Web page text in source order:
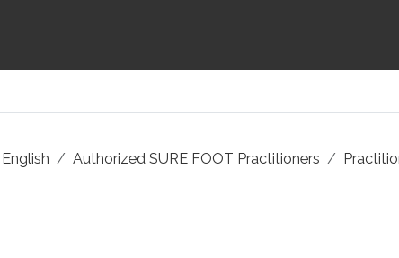
English Authorized SURE FOOT Practitioners